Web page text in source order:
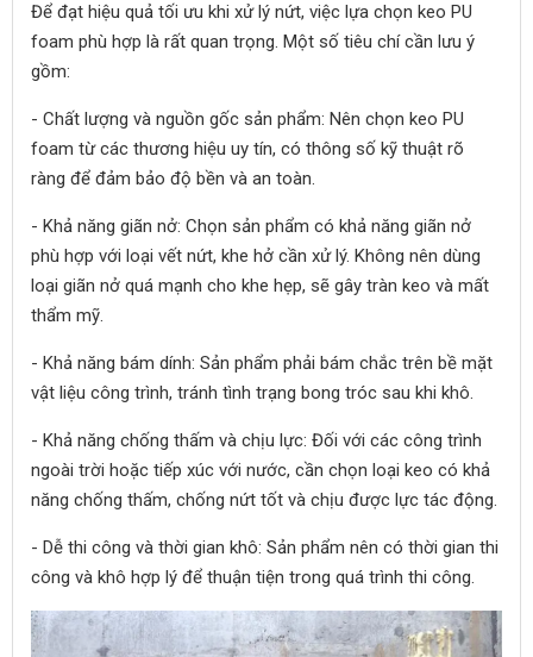
Để đạt hiệu quả tối ưu khi xử lý nứt, việc lựa chọn keo PU
foam phù hợp là rất quan trọng. Một số tiêu chí cần lưu ý
gồm:
- Chất lượng và nguồn gốc sản phẩm: Nên chọn keo PU
foam từ các thương hiệu uy tín, có thông số kỹ thuật rõ
ràng để đảm bảo độ bền và an toàn.
- Khả năng giãn nở: Chọn sản phẩm có khả năng giãn nở
phù hợp với loại vết nứt, khe hở cần xử lý. Không nên dùng
loại giãn nở quá mạnh cho khe hẹp, sẽ gây tràn keo và mất
thẩm mỹ.
- Khả năng bám dính: Sản phẩm phải bám chắc trên bề mặt
vật liệu công trình, tránh tình trạng bong tróc sau khi khô.
- Khả năng chống thấm và chịu lực: Đối với các công trình
ngoài trời hoặc tiếp xúc với nước, cần chọn loại keo có khả
năng chống thấm, chống nứt tốt và chịu được lực tác động.
- Dễ thi công và thời gian khô: Sản phẩm nên có thời gian thi
công và khô hợp lý để thuận tiện trong quá trình thi công.